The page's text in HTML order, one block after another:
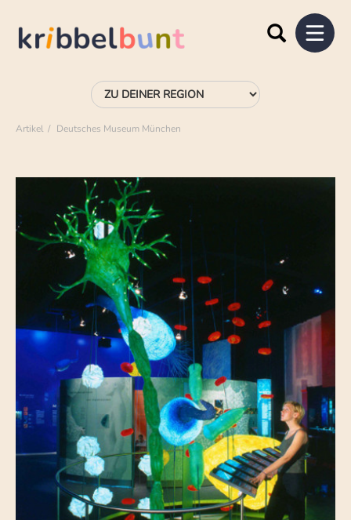
Artikel Deutsches Museum München